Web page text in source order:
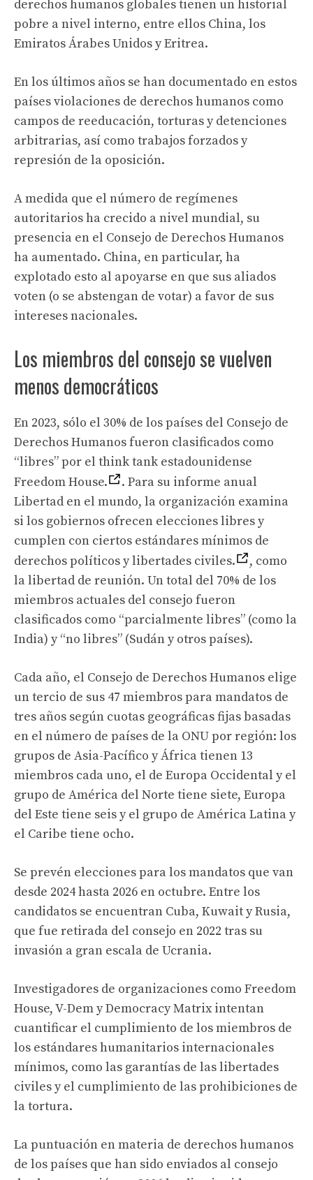
derechos humanos globales tienen un historial
pobre a nivel interno, entre ellos China, los
Emiratos Árabes Unidos y Eritrea.
En los últimos años se han documentado en estos
países violaciones de derechos humanos como
campos de reeducación, torturas y detenciones
arbitrarias, así como trabajos forzados y
represión de la oposición.
A medida que el número de regímenes
autoritarios ha crecido a nivel mundial, su
presencia en el Consejo de Derechos Humanos
ha aumentado. China, en particular, ha
explotado esto al apoyarse en que sus aliados
voten (o se abstengan de votar) a favor de sus
intereses nacionales.
Los miembros del consejo se vuelven
menos democráticos
En 2023, sólo el 30% de los países del Consejo de
Derechos Humanos fueron clasificados como
“libres” por el think tank estadounidense
Freedom House.
. Para su informe anual
Libertad en el mundo, la organización examina
si los gobiernos ofrecen elecciones libres y
cumplen con ciertos estándares mínimos de
derechos políticos y libertades civiles.
, como
la libertad de reunión. Un total del 70% de los
miembros actuales del consejo fueron
clasificados como “parcialmente libres” (como la
India) y “no libres” (Sudán y otros países).
Cada año, el Consejo de Derechos Humanos elige
un tercio de sus 47 miembros para mandatos de
tres años según cuotas geográficas fijas basadas
en el número de países de la ONU por región: los
grupos de Asia-Pacífico y África tienen 13
miembros cada uno, el de Europa Occidental y el
grupo de América del Norte tiene siete, Europa
del Este tiene seis y el grupo de América Latina y
el Caribe tiene ocho.
Se prevén elecciones para los mandatos que van
desde 2024 hasta 2026 en octubre. Entre los
candidatos se encuentran Cuba, Kuwait y Rusia,
que fue retirada del consejo en 2022 tras su
invasión a gran escala de Ucrania.
Investigadores de organizaciones como Freedom
House, V-Dem y Democracy Matrix intentan
cuantificar el cumplimiento de los miembros de
los estándares humanitarios internacionales
mínimos, como las garantías de las libertades
civiles y el cumplimiento de las prohibiciones de
la tortura.
La puntuación en materia de derechos humanos
de los países que han sido enviados al consejo